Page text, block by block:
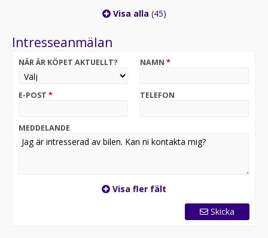
Visa alla (45)
Intresseanmälan
NÄR ÄR KÖPET AKTUELLT? NAMN *
E-POST * TELEFON
MEDDELANDE
Visa fler fält
Skicka